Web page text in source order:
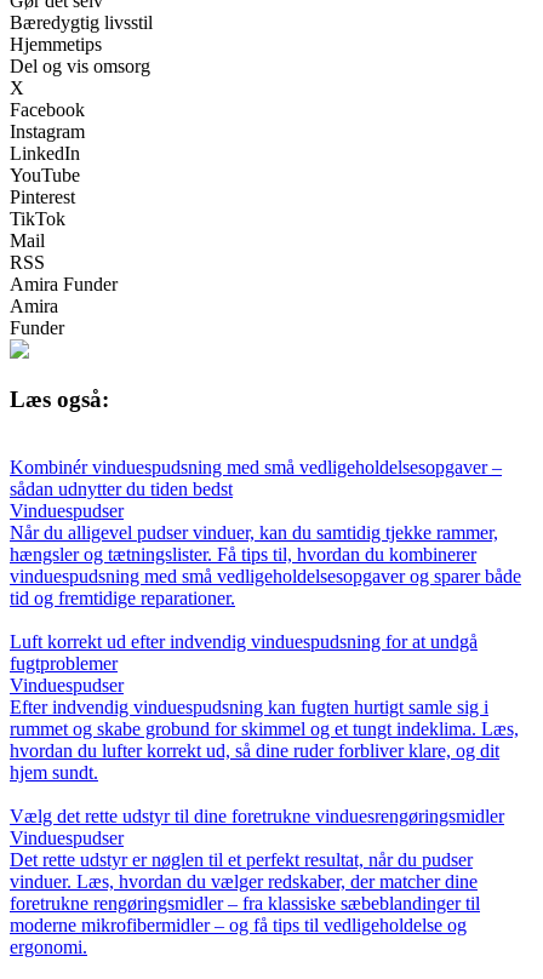
Bæredygtig livsstil
Hjemmetips
Del og vis omsorg
X
Facebook
Instagram
LinkedIn
YouTube
Pinterest
TikTok
Mail
RSS
Amira Funder
Amira
Funder
Læs også:
Kombinér vinduespudsning med små vedligeholdelsesopgaver –
sådan udnytter du tiden bedst
Vinduespudser
Når du alligevel pudser vinduer, kan du samtidig tjekke rammer,
hængsler og tætningslister. Få tips til, hvordan du kombinerer
vinduespudsning med små vedligeholdelsesopgaver og sparer både
tid og fremtidige reparationer.
Luft korrekt ud efter indvendig vinduespudsning for at undgå
fugtproblemer
Vinduespudser
Efter indvendig vinduespudsning kan fugten hurtigt samle sig i
rummet og skabe grobund for skimmel og et tungt indeklima. Læs,
hvordan du lufter korrekt ud, så dine ruder forbliver klare, og dit
hjem sundt.
Vælg det rette udstyr til dine foretrukne vinduesrengøringsmidler
Vinduespudser
Det rette udstyr er nøglen til et perfekt resultat, når du pudser
vinduer. Læs, hvordan du vælger redskaber, der matcher dine
foretrukne rengøringsmidler – fra klassiske sæbeblandinger til
moderne mikrofibermidler – og få tips til vedligeholdelse og
ergonomi.